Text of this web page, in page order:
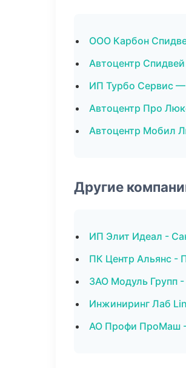
ООО Карбон
Автоцентр
ИП Турбо Сервис
Автоцентр Про
Автоцентр Мобил
Другие
ИП Элит Идеал -
ПК Центр Альянс -
ЗАО Модуль Групп
Инжиниринг Лаб
АО Профи ПроМаш -